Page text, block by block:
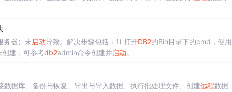
务器）未启动导致。解决步骤包括：1) 打开DB2的Bin目录下的cmd，使用
创建，可参考db2admin命令创建并启动。
据库、备份与恢复、导出与导入数据、执行批处理文件、创建远程数据